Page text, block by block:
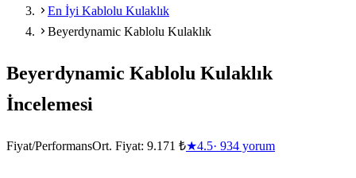
En İyi Kablolu Kulaklık
Beyerdynamic Kablolu Kulaklık
Beyerdynamic Kablolu Kulaklık
İncelemesi
Fiyat/PerformansOrt. Fiyat: 9.171 ₺★4.5· 934 yorum